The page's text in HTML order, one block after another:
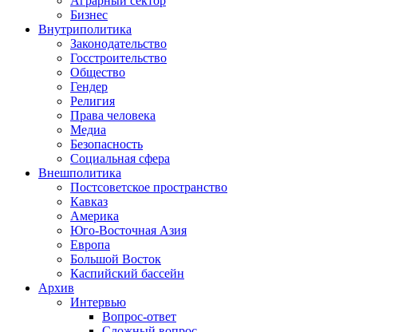
Бизнес
Внутриполитика
Законодательство
Госстроительство
Общество
Гендер
Религия
Права человека
Медиа
Безопасность
Социальная сфера
Внешполитика
Постсоветское пространство
Кавказ
Америка
Юго-Восточная Азия
Европа
Большой Восток
Каспийский бассейн
Архив
Интервью
Вопрос-ответ